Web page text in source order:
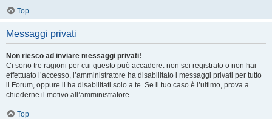
Top
Messaggi privati
Non riesco ad inviare messaggi privati!
Ci sono tre ragioni per cui questo può accadere: non sei registrato o non hai
effettuato l’accesso, l’amministratore ha disabilitato i messaggi privati per tutto
il Forum, oppure li ha disabilitati solo a te. Se il tuo caso è l’ultimo, prova a
chiederne il motivo all’amministratore.
Top